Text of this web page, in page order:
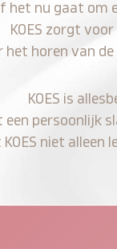
het nu gaat om
KOES zorgt
het horen van
KOES is
een persoonlijk
niet alleen